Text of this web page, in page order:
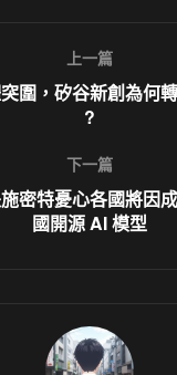
上一篇
圍，矽谷新創為何
?
下一篇
密特憂心各國將因
國開源 AI 模型